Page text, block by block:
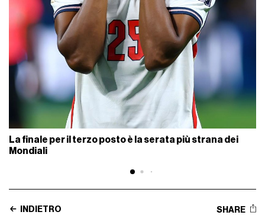
La finale per il terzo posto è la serata più strana dei
Mondiali
INDIETRO SHARE